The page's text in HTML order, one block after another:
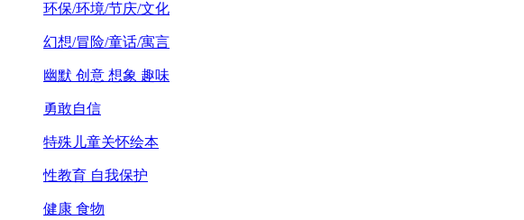
环保/环境/节庆/文化
幻想/冒险/童话/寓言
幽默 创意 想象 趣味
勇敢自信
特殊儿童关怀绘本
性教育 自我保护
健康 食物